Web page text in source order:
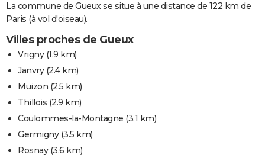
La commune de Gueux se situe à une distance de 122 km de
Paris (à vol d'oiseau).
Villes proches de Gueux
Vrigny(1.9 km)
Janvry(2.4 km)
Muizon (2.5 km)
Thillois (2.9 km)
Coulommes-la-Montagne (3.1 km)
Germigny(3.5 km)
Rosnay(3.6 km)